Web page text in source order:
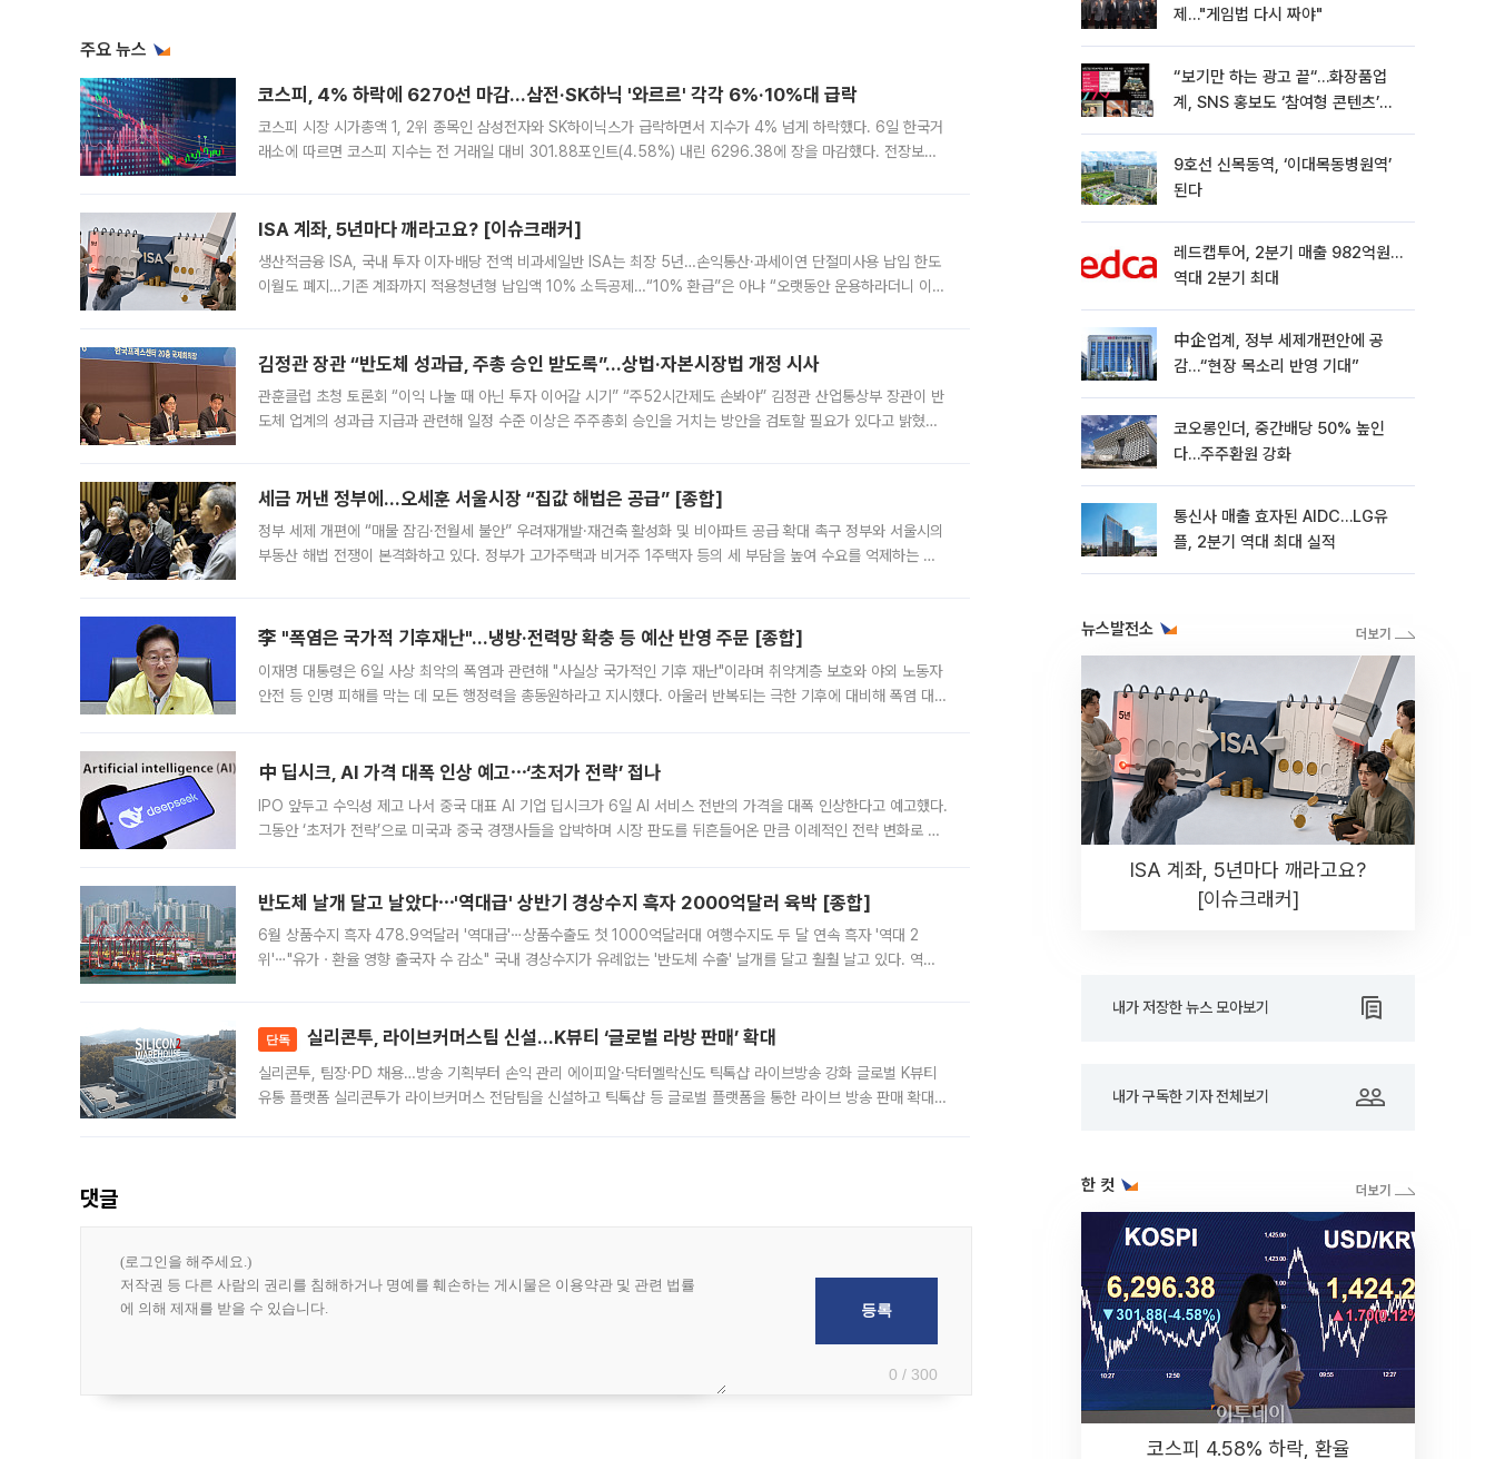
주요 뉴스
코스피, 4% 하락에 6270선 마감…삼전·SK하닉 '와르르' 각각 6%·10%대 급락
코스피 시장 시가총액 1, 2위 종목인 삼성전자와 SK하이닉스가 급락하면서 지수가 4% 넘게 하락했다. 6일 한국거
래소에 따르면 코스피 지수는 전 거래일 대비 301.88포인트(4.58%) 내린 6296.38에 장을 마감했다. 전장보다
ISA 계좌, 5년마다 깨라고요? [이슈크래커]
생산적금융 ISA, 국내 투자 이자·배당 전액 비과세일반 ISA는 최장 5년…손익통산·과세이연 단절미사용 납입 한도
이월도 폐지…기존 계좌까지 적용청년형 납입액 10% 소득공제…“10% 환급”은 아냐 “오랫동안 운용하라더니 이제
김정관 장관 “반도체 성과급, 주총 승인 받도록”…상법·자본시장법 개정 시사
관훈클럽 초청 토론회 “이익 나눌 때 아닌 투자 이어갈 시기” “주52시간제도 손봐야” 김정관 산업통상부 장관이 반
도체 업계의 성과급 지급과 관련해 일정 수준 이상은 주주총회 승인을 거치는 방안을 검토할 필요가 있다고 밝혔다.
세금 꺼낸 정부에…오세훈 서울시장 “집값 해법은 공급” [종합]
정부 세제 개편에 “매물 잠김·전월세 불안” 우려재개발·재건축 활성화 및 비아파트 공급 확대 촉구 정부와 서울시의
부동산 해법 전쟁이 본격화하고 있다. 정부가 고가주택과 비거주 1주택자 등의 세 부담을 높여 수요를 억제하는 카
李 "폭염은 국가적 기후재난"…냉방·전력망 확충 등 예산 반영 주문 [종합]
이재명 대통령은 6일 사상 최악의 폭염과 관련해 "사실상 국가적인 기후 재난"이라며 취약계층 보호와 야외 노동자
안전 등 인명 피해를 막는 데 모든 행정력을 총동원하라고 지시했다. 아울러 반복되는 극한 기후에 대비해 폭염 대응
中 딥시크, AI 가격 대폭 인상 예고⋯‘초저가 전략’ 접나
IPO 앞두고 수익성 제고 나서 중국 대표 AI 기업 딥시크가 6일 AI 서비스 전반의 가격을 대폭 인상한다고 예고했다.
그동안 ‘초저가 전략’으로 미국과 중국 경쟁사들을 압박하며 시장 판도를 뒤흔들어온 만큼 이례적인 전략 변화로 평
반도체 날개 달고 날았다⋯'역대급' 상반기 경상수지 흑자 2000억달러 육박 [종합]
6월 상품수지 흑자 478.9억달러 '역대급'⋯상품수출도 첫 1000억달러대 여행수지도 두 달 연속 흑자 '역대 2
위'⋯"유가ㆍ환율 영향 출국자 수 감소" 국내 경상수지가 유례없는 '반도체 수출' 날개를 달고 훨훨 날고 있다. 역대
단독 실리콘투, 라이브커머스팀 신설…K뷰티 ‘글로벌 라방 판매’ 확대
실리콘투, 팀장·PD 채용…방송 기획부터 손익 관리 에이피알·닥터멜락신도 틱톡샵 라이브방송 강화 글로벌 K뷰티
유통 플랫폼 실리콘투가 라이브커머스 전담팀을 신설하고 틱톡샵 등 글로벌 플랫폼을 통한 라이브 방송 판매 확대에
댓글
0 / 300
제…"게임법 다시 짜야"
“보기만 하는 광고 끝“…화장품업
계, SNS 홍보도 ‘참여형 콘텐츠’로
9호선 신목동역, ‘이대목동병원역’
된다
레드캡투어, 2분기 매출 982억원…
역대 2분기 최대
中企업계, 정부 세제개편안에 공
감…“현장 목소리 반영 기대”
코오롱인더, 중간배당 50% 높인
다…주주환원 강화
통신사 매출 효자된 AIDC…LG유
플, 2분기 역대 최대 실적
뉴스발전소
ISA 계좌, 5년마다 깨라고요?
[이슈크래커]
내가 저장한 뉴스 모아보기
내가 구독한 기자 전체보기
한 컷
코스피 4.58% 하락, 환율